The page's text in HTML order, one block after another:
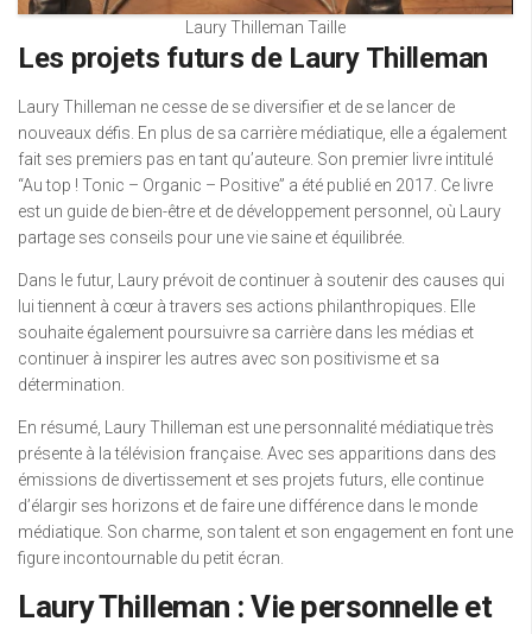
Laury Thilleman Taille
Les projets futurs de Laury Thilleman
Laury Thilleman ne cesse de se diversifier et de se lancer de
nouveaux défis. En plus de sa carrière médiatique, elle a également
fait ses premiers pas en tant qu’auteure. Son premier livre intitulé
“Au top ! Tonic – Organic – Positive” a été publié en 2017. Ce livre
est un guide de bien-être et de développement personnel, où Laury
partage ses conseils pour une vie saine et équilibrée.
Dans le futur, Laury prévoit de continuer à soutenir des causes qui
lui tiennent à cœur à travers ses actions philanthropiques. Elle
souhaite également poursuivre sa carrière dans les médias et
continuer à inspirer les autres avec son positivisme et sa
détermination.
En résumé, Laury Thilleman est une personnalité médiatique très
présente à la télévision française. Avec ses apparitions dans des
émissions de divertissement et ses projets futurs, elle continue
d’élargir ses horizons et de faire une différence dans le monde
médiatique. Son charme, son talent et son engagement en font une
figure incontournable du petit écran.
Laury Thilleman : Vie personnelle et